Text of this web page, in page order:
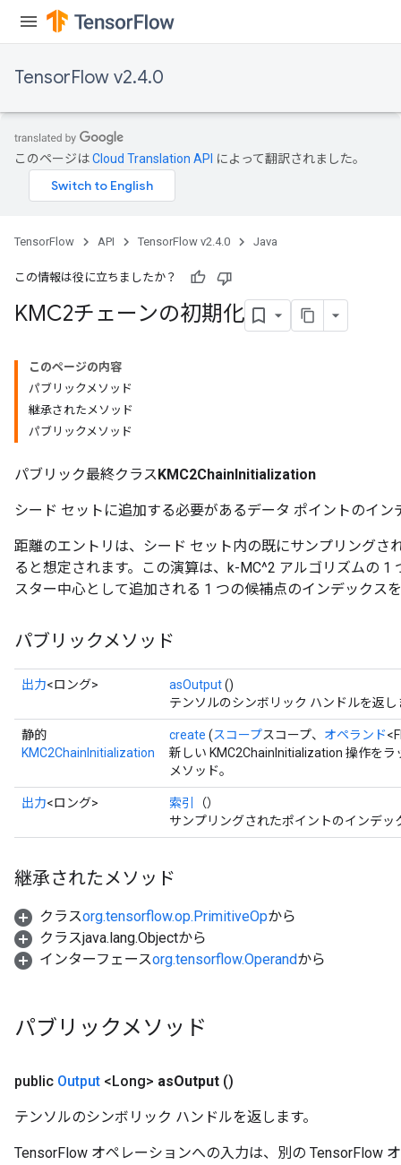
TensorFlow v2.4.0
このページはCloud Translation API によって翻訳されました。
TensorFlow API TensorFlow v2.4.0 Java
この情報は役に立ちましたか？
KMC2チェーンの初期化
このページの内容
パブリックメソッド
継承されたメソッド
パブリックメソッド
パブリック最終クラスKMC2ChainInitialization
シード セットに追加する必要があるデータ ポイントのイン
距離のエントリは、シード セット内の既にサンプリングさ
ると想定されます。この演算は、k-MC^2 アルゴリズムの
スター中心として追加される 1 つの候補点のインデックス
パブリックメソッド
出力<ロング> asOutput()
テンソルのシンボリック ハンドルを返し
静的
KMC2ChainInitialization
create (スコープスコープ、 オペランド
新しい KMC2ChainInitialization 操作を
メソッド。
出力<ロング> 索引
（）
サンプリングされたポイントのインデッ
継承されたメソッド
クラスorg.tensorflow.op.PrimitiveOpから
クラスjava.lang.Objectから
インターフェースorg.tensorflow.Operandから
パブリックメソッド
public Output <Long> asOutput ()
テンソルのシンボリック ハンドルを返します。
TensorFlow オペレーションへの入力は、別の TensorFlow